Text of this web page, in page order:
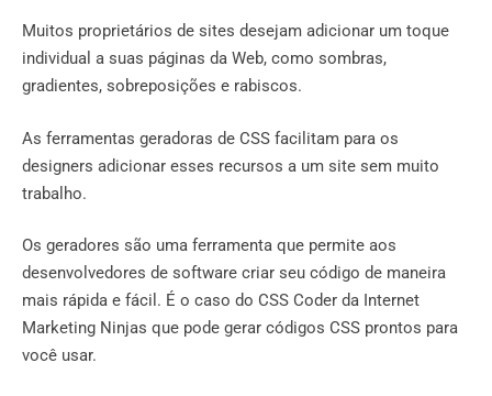
Muitos proprietários de sites desejam adicionar um toque
individual a suas páginas da Web, como sombras,
gradientes, sobreposições e rabiscos.
As ferramentas geradoras de CSS facilitam para os
designers adicionar esses recursos a um site sem muito
trabalho.
Os geradores são uma ferramenta que permite aos
desenvolvedores de software criar seu código de maneira
mais rápida e fácil. É o caso do CSS Coder da Internet
Marketing Ninjas que pode gerar códigos CSS prontos para
você usar.